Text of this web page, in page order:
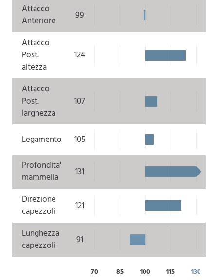
Attacco
Anteriore
99
Attacco
Post.
altezza
124
Attacco
Post.
larghezza
107
Legamento
105
Profondita'
mammella
131
Direzione
capezzoli
121
Lunghezza
capezzoli
91
70 85 100 115 130